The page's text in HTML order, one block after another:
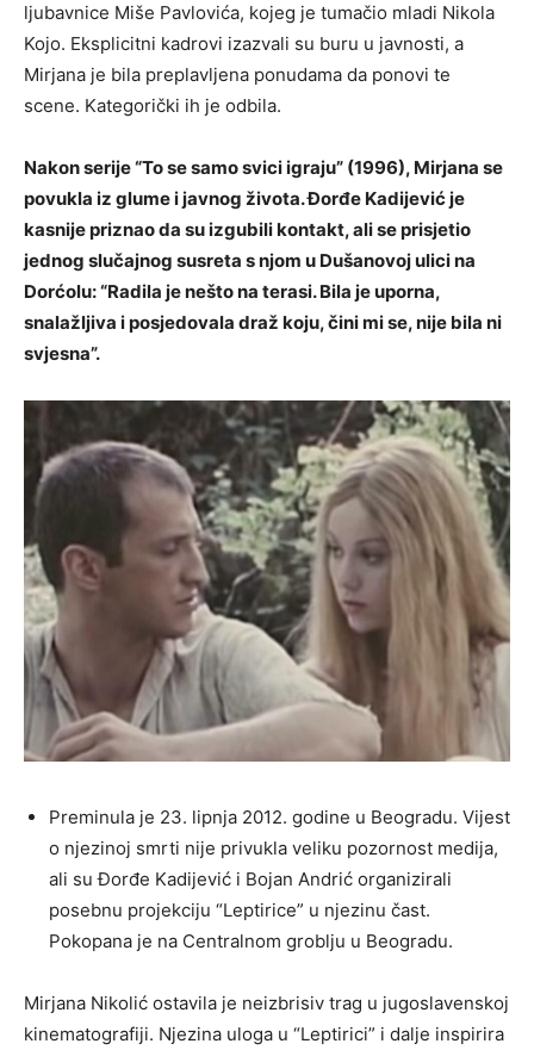
ljubavnice Miše Pavlovića, kojeg je tumačio mladi Nikola
Kojo. Eksplicitni kadrovi izazvali su buru u javnosti, a
Mirjana je bila preplavljena ponudama da ponovi te
scene. Kategorički ih je odbila.
Nakon serije “To se samo svici igraju” (1996), Mirjana se
povukla iz glume i javnog života. Đorđe Kadijević je
kasnije priznao da su izgubili kontakt, ali se prisjetio
jednog slučajnog susreta s njom u Dušanovoj ulici na
Dorćolu: “Radila je nešto na terasi. Bila je uporna,
snalažljiva i posjedovala draž koju, čini mi se, nije bila ni
svjesna”.
Preminula je 23. lipnja 2012. godine u Beogradu. Vijest
o njezinoj smrti nije privukla veliku pozornost medija,
ali su Đorđe Kadijević i Bojan Andrić organizirali
posebnu projekciju “Leptirice” u njezinu čast.
Pokopana je na Centralnom groblju u Beogradu.
Mirjana Nikolić ostavila je neizbrisiv trag u jugoslavenskoj
kinematografiji. Njezina uloga u “Leptirici” i dalje inspirira